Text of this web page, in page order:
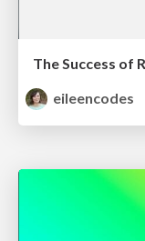
eileencodes